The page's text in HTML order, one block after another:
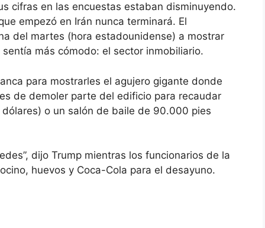
cifras en las encuestas estaban disminuyendo.
empezó en Irán nunca terminará. El
del martes (hora estadounidense) a mostrar
más cómodo: el sector inmobiliario.
para mostrarles el agujero gigante donde
de demoler parte del edificio para recaudar
o un salón de baile de 90.000 pies
dijo Trump mientras los funcionarios de la
huevos y Coca-Cola para el desayuno.